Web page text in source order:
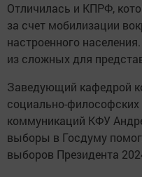
Отличилась и КПРФ,
за счет мобилизации
настроенного
из сложных для
Заведующий кафедрой
социально-
коммуникаций КФУ
выборы в Госдуму
выборов Президента